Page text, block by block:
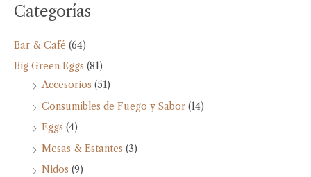
Categorías
Bar & Café (64)
Big Green Eggs (81)
Accesorios (51)
Consumibles de Fuego y Sabor (14)
Eggs (4)
Mesas & Estantes (3)
Nidos (9)